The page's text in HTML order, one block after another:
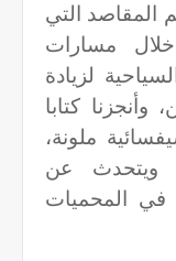
المقاصد التي
مسارات
لزيادة
وأنجزنا كتابا
ملونة،
ويتحدث عن
في المحميات